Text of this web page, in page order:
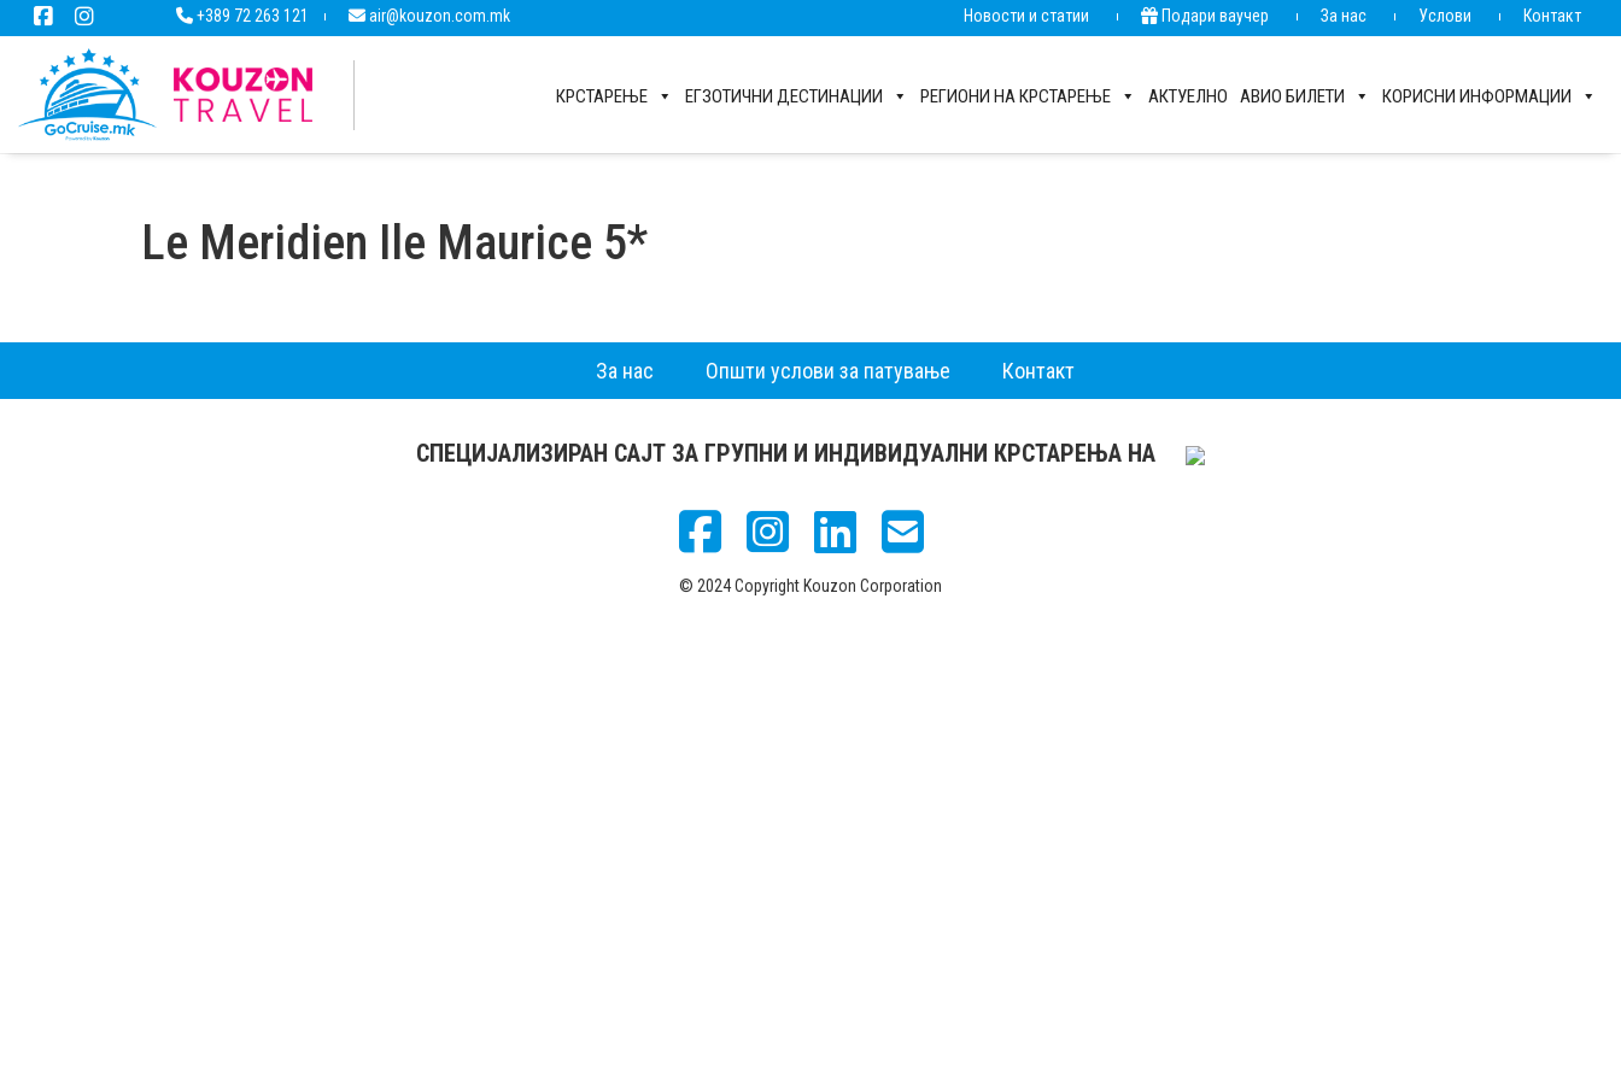
+389 72 263 121 air@kouzon.com.mk Новости и статии Подари ваучер За нас Услови Контакт
КРСТАРЕЊЕ ЕГЗОТИЧНИ ДЕСТИНАЦИИ РЕГИОНИ НА КРСТАРЕЊЕ АКТУЕЛНО АВИО БИЛЕТИ КОРИСНИ ИНФОРМАЦИИ
Le Meridien Ile Maurice 5*
За нас Општи услови за патување Контакт
СПЕЦИЈАЛИЗИРАН САЈТ ЗА ГРУПНИ И ИНДИВИДУАЛНИ КРСТАРЕЊА НА
© 2024 Copyright Kouzon Corporation